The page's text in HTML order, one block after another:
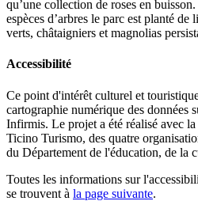
qu’une collection de roses en
espèces d’arbres le parc est planté
verts, châtaigniers et magnolias
Accessibilité
Ce point d'intérêt culturel et
cartographie numérique des données
Infirmis. Le projet a été réalisé avec
Ticino Turismo, des quatre
du Département de l'éducation, de la
Toutes les informations sur
se trouvent à la page suivante.